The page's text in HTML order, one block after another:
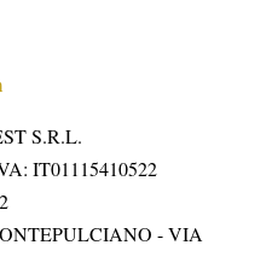
S.R.L.
IT01115410522
- VIA